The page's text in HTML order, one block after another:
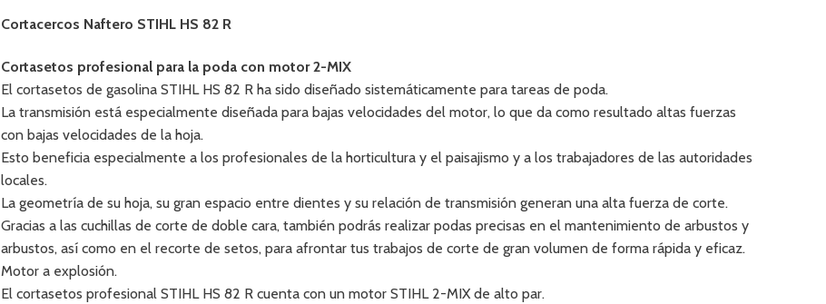
Cortacercos Naftero STIHL HS 82 R
Cortasetos profesional para la poda con motor 2-MIX
El cortasetos de gasolina STIHL HS 82 R ha sido diseñado sistemáticamente para tareas de poda.
La transmisión está especialmente diseñada para bajas velocidades del motor, lo que da como resultado altas fuerzas
con bajas velocidades de la hoja.
Esto beneficia especialmente a los profesionales de la horticultura y el paisajismo y a los trabajadores de las autoridades
locales.
La geometría de su hoja, su gran espacio entre dientes y su relación de transmisión generan una alta fuerza de corte.
Gracias a las cuchillas de corte de doble cara, también podrás realizar podas precisas en el mantenimiento de arbustos y
arbustos, así como en el recorte de setos, para afrontar tus trabajos de corte de gran volumen de forma rápida y eficaz.
Motor a explosión.
El cortasetos profesional STIHL HS 82 R cuenta con un motor STIHL 2-MIX de alto par.